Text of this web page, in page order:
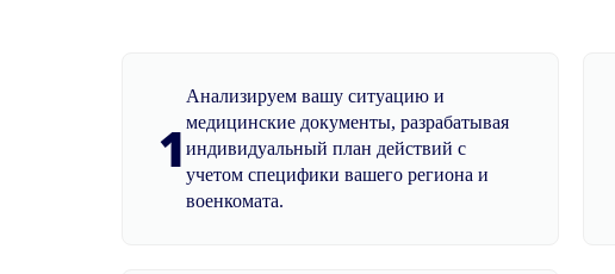
1
Анализируем вашу ситуацию и
медицинские документы, разрабатывая
индивидуальный план действий с
учетом специфики вашего региона и
военкомата.